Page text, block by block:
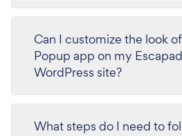
Can I customize the look
Popup app on my
WordPress site?
What steps do I need to